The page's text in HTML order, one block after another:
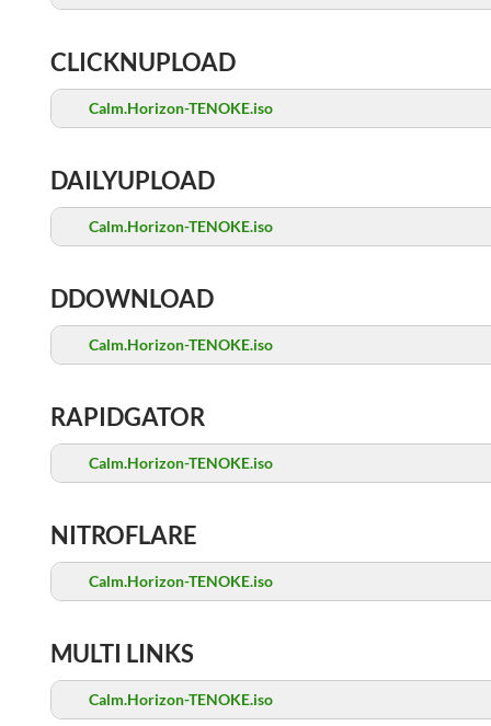
CLICKNUPLOAD
Calm.Horizon-TENOKE.iso
DAILYUPLOAD
Calm.Horizon-TENOKE.iso
DDOWNLOAD
Calm.Horizon-TENOKE.iso
RAPIDGATOR
Calm.Horizon-TENOKE.iso
NITROFLARE
Calm.Horizon-TENOKE.iso
MULTI LINKS
Calm.Horizon-TENOKE.iso